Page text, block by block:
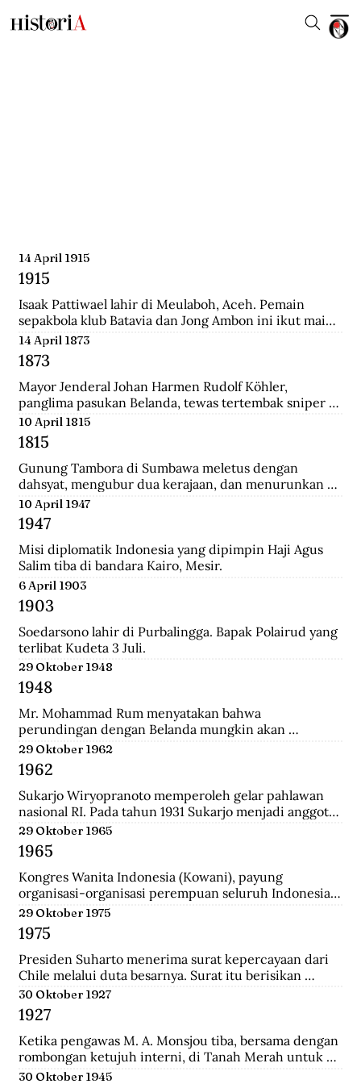
14 April 1915
1915
Isaak Pattiwael lahir di Meulaboh, Aceh. Pemain
sepakbola klub Batavia dan Jong Ambon ini ikut main
dalam Piala Dunia 1938 di Prancis.
14 April 1873
1873
Mayor Jenderal Johan Harmen Rudolf Köhler,
panglima pasukan Belanda, tewas tertembak sniper
Aceh di depan Masjid Raya Banda Aceh.
10 April 1815
1815
Gunung Tambora di Sumbawa meletus dengan
dahsyat, mengubur dua kerajaan, dan menurunkan
suhu global sehingga disebut tahun tanpa musim
panas.
10 April 1947
1947
Misi diplomatik Indonesia yang dipimpin Haji Agus
Salim tiba di bandara Kairo, Mesir.
6 April 1903
1903
Soedarsono lahir di Purbalingga. Bapak Polairud yang
terlibat Kudeta 3 Juli.
29 Oktober 1948
1948
Mr. Mohammad Rum menyatakan bahwa
perundingan dengan Belanda mungkin akan
dilanjutkan bulan depan, dan akan mendatangkan
kepastian.
29 Oktober 1962
1962
Sukarjo Wiryopranoto memperoleh gelar pahlawan
nasional RI. Pada tahun 1931 Sukarjo menjadi anggota
Volksraad bersama dr. Sutomo, ia mendirikan
Persatuan Bangsa Indonesia (PBI). Kemudia tahun
1936, pindah ke Partai Indonesia Raya (Parindra).
Seteleh kemerdekaan, Sukarjo pernah menduduki
jabatan Duta Besar Indonesia Republik Indonesia di
Vatikan, Duta Besar Luar Biasa di Italia.
29 Oktober 1965
1965
Kongres Wanita Indonesia (Kowani), payung
organisasi-organisasi perempuan seluruh Indonesia,
mengeluarkan Gerwani sebagai anggota.
29 Oktober 1975
1975
Presiden Suharto menerima surat kepercayaan dari
Chile melalui duta besarnya. Surat itu berisikan
adanya hubungan diplomatik antara Indonesia-CHile.
30 Oktober 1927
1927
Ketika pengawas M. A. Monsjou tiba, bersama dengan
rombongan ketujuh interni, di Tanah Merah untuk
menggantikan Kapten Becking sebagai penguasa
30 Oktober 1945